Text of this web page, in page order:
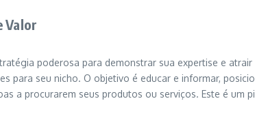
Valor
poderosa para demonstrar sua expertise e
para seu nicho. O objetivo é educar e informar,
a procurarem seus produtos ou serviços. Este é um